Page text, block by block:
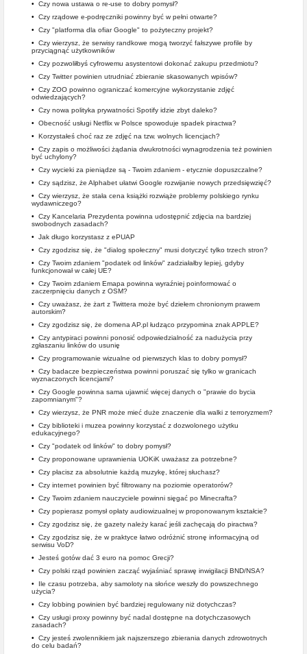
• Czy nowa ustawa o re-use to dobry pomysł?
• Czy rządowe e-podręczniki powinny być w pełni otwarte?
• Czy "platforma dla ofiar Google" to pożyteczny projekt?
• Czy wierzysz, że serwisy randkowe mogą tworzyć fałszywe profile by
przyciągnąć użytkowników
• Czy pozwoliłbyś cyfrowemu asystentowi dokonać zakupu przedmiotu?
• Czy Twitter powinien utrudniać zbieranie skasowanych wpisów?
• Czy ZOO powinno ograniczać komercyjne wykorzystanie zdjęć
odwiedzających?
• Czy nowa polityka prywatności Spotify idzie zbyt daleko?
• Obecność usługi Netflix w Polsce spowoduje spadek piractwa?
• Korzystałeś choć raz ze zdjęć na tzw. wolnych licencjach?
• Czy zapis o możliwości żądania dwukrotności wynagrodzenia też powinien
być uchylony?
• Czy wycieki za pieniądze są - Twoim zdaniem - etycznie dopuszczalne?
• Czy sądzisz, że Alphabet ułatwi Google rozwijanie nowych przedsięwzięć?
• Czy wierzysz, że stała cena książki rozwiąże problemy polskiego rynku
wydawniczego?
• Czy Kancelaria Prezydenta powinna udostępnić zdjęcia na bardziej
swobodnych zasadach?
• Jak długo korzystasz z ePUAP
• Czy zgodzisz się, że "dialog społeczny" musi dotyczyć tylko trzech stron?
• Czy Twoim zdaniem "podatek od linków" zadziałałby lepiej, gdyby
funkcjonował w całej UE?
• Czy Twoim zdaniem Emapa powinna wyraźniej poinformować o
zaczerpnięciu danych z OSM?
• Czy uważasz, że żart z Twittera może być dziełem chronionym prawem
autorskim?
• Czy zgodzisz się, że domena AP.pl łudząco przypomina znak APPLE?
• Czy antypiraci powinni ponosić odpowiedzialność za nadużycia przy
zgłaszaniu linków do usunię
• Czy programowanie wizualne od pierwszych klas to dobry pomysł?
• Czy badacze bezpieczeństwa powinni poruszać się tylko w granicach
wyznaczonych licencjami?
• Czy Google powinna sama ujawnić więcej danych o "prawie do bycia
zapomnianym"?
• Czy wierzysz, że PNR może mieć duże znaczenie dla walki z terroryzmem?
• Czy biblioteki i muzea powinny korzystać z dozwolonego użytku
edukacyjnego?
• Czy "podatek od linków" to dobry pomysł?
• Czy proponowane uprawnienia UOKiK uważasz za potrzebne?
• Czy płacisz za absolutnie każdą muzykę, której słuchasz?
• Czy internet powinien być filtrowany na poziomie operatorów?
• Czy Twoim zdaniem nauczyciele powinni sięgać po Minecrafta?
• Czy popierasz pomysł opłaty audiowizualnej w proponowanym kształcie?
• Czy zgodzisz się, że gazety należy karać jeśli zachęcają do piractwa?
• Czy zgodzisz się, że w praktyce łatwo odróżnić stronę informacyjną od
serwisu VoD?
• Jesteś gotów dać 3 euro na pomoc Grecji?
• Czy polski rząd powinien zacząć wyjaśniać sprawę inwigilacji BND/NSA?
• Ile czasu potrzeba, aby samoloty na słońce weszły do powszechnego
użycia?
• Czy lobbing powinien być bardziej regulowany niż dotychczas?
• Czy usługi proxy powinny być nadal dostępne na dotychczasowych
zasadach?
• Czy jesteś zwolennikiem jak najszerszego zbierania danych zdrowotnych
do celu badań?